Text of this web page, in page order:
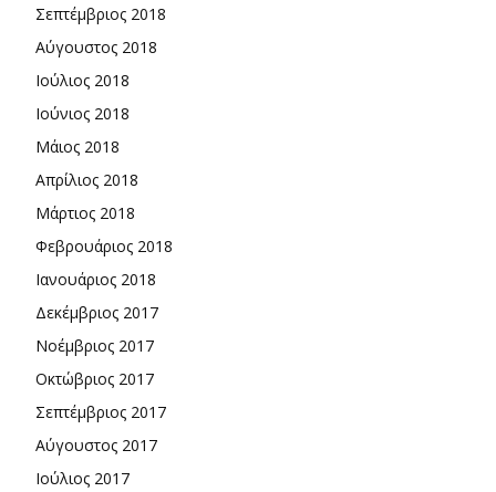
Σεπτέμβριος 2018
Αύγουστος 2018
Ιούλιος 2018
Ιούνιος 2018
Μάιος 2018
Απρίλιος 2018
Μάρτιος 2018
Φεβρουάριος 2018
Ιανουάριος 2018
Δεκέμβριος 2017
Νοέμβριος 2017
Οκτώβριος 2017
Σεπτέμβριος 2017
Αύγουστος 2017
Ιούλιος 2017